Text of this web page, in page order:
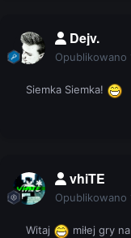
Dejv.
Opublikowano
Siemka Siemka!
vhiTE
Opublikowano
Witaj
miłej gry